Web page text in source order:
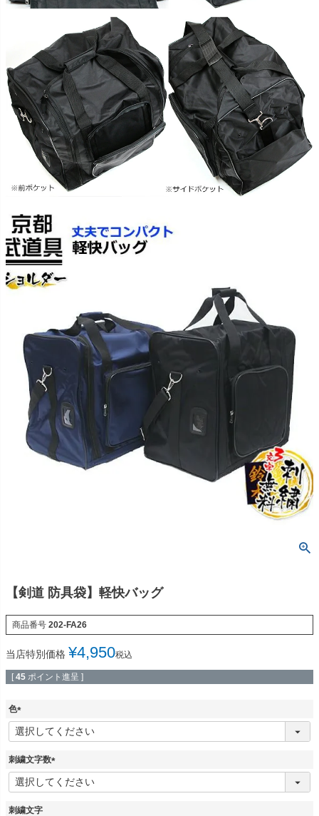
【剣道 防具袋】軽快バッグ
商品番号 202-FA26
当店特別価格 ¥4,950税込
[ 45 ポイント進呈 ]
色
(
必
)
刺繍文字数
(
必
刺繍文字